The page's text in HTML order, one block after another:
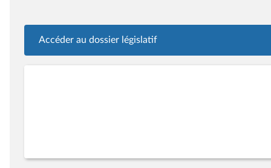
Accéder au dossier législatif